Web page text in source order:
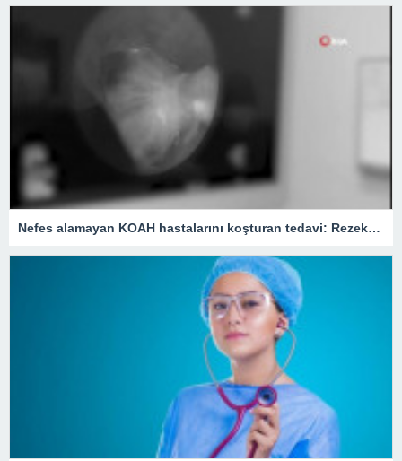
Nefes alamayan KOAH hastalarını koşturan tedavi: Rezektör balon tedavisi